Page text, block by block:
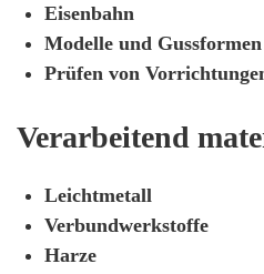
Eisenbahn
Modelle und Gussformen
Prüfen von
Verarbeitend
Leichtmetall
Verbundwerkstoffe
Harze